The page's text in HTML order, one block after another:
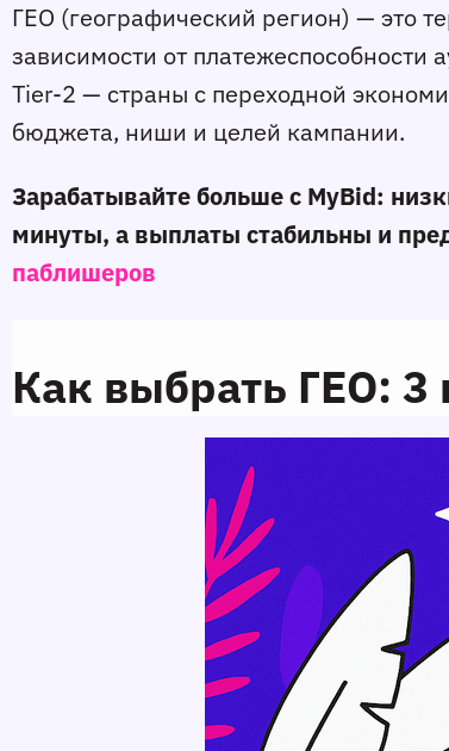
ГЕО (географический регион) — это
зависимости от
Tier-2 — страны с переходной
бюджета, ниши и целей кампании.
Зарабатывайте больше с MyBid:
паблишеров
Как выбрать ГЕО: